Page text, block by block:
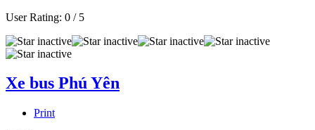
User Rating: 0 / 5
Xe bus Phú Yên
Print